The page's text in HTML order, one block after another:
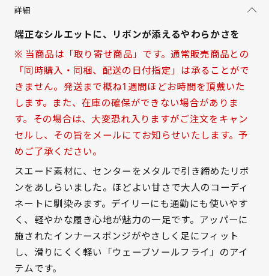
サイズを選択してください
21.5cm ○ 概ね１週間後に発送
22cm △ 概ね１週間後に発送
22.5cm × 在庫なし
詳細
端正なシルエットに、リボンが添えるやわらかさを
※ 当商品は「取り寄せ商品」です。通常販売商品との
「同時購入・同梱、配送の日付指定」は承ることがで
きません。発送まで概ね1週間ほどお時間を頂戴いた
します。また、在庫の確保ができない場合がありま
す。その場合は、大変恐れ入りますがご注文をキャン
セルし、その旨をメールにてお知らせいたします。予
めご了承ください。
スエード素材に、センターをメタルで引き締めたリボ
ンをあしらいました。ほどよい甘さで大人のコーディ
ネートに馴染みます。デイリーにも通勤にも使いやす
く、軽やかな履き心地が魅力の一足です。アッパーに
施されたインナースポンジがやさしく足にフィット
し、滑りにくく軽い「ウェーブソールフライ」のアイ
テムです。